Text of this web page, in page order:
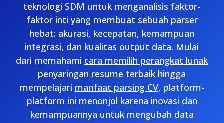
teknologi SDM untuk menganalisis faktor-
faktor inti yang membuat sebuah parser
hebat: akurasi, kecepatan, kemampuan
integrasi, dan kualitas output data. Mulai
dari memahami cara memilih perangkat lunak
penyaringan resume terbaik hingga
mempelajari manfaat parsing CV, platform-
platform ini menonjol karena inovasi dan
kemampuannya untuk mengubah data